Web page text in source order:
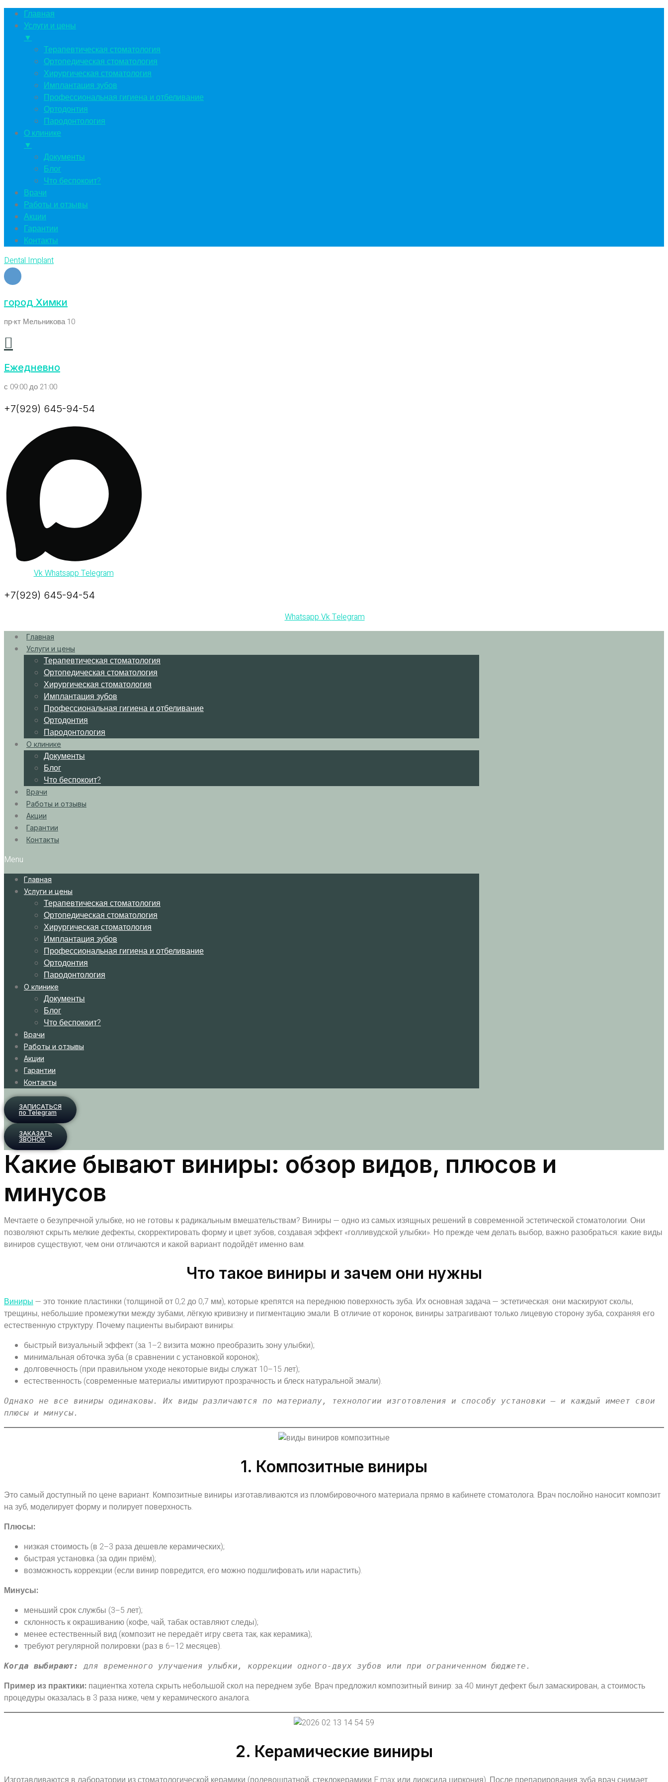
Главная
Услуги и цены
▼
Терапевтическая стоматология
Ортопедическая стоматология
Хирургическая стоматология
Имплантация зубов
Профессиональная гигиена и отбеливание
Ортодонтия
Пародонтология
О клинике
▼
Документы
Блог
Что беспокоит?
Врачи
Работы и отзывы
Акции
Гарантии
Контакты
Dental Implant
город Химки
пр-кт Мельникова 10
Ежедневно
с 09:00 до 21:00
+7(929) 645-94-54
VkWhatsappTelegram
+7(929) 645-94-54
WhatsappVkTelegram
Главная
Услуги и цены
Терапевтическая стоматология
Ортопедическая стоматология
Хирургическая стоматология
Имплантация зубов
Профессиональная гигиена и отбеливание
Ортодонтия
Пародонтология
О клинике
Документы
Блог
Что беспокоит?
Врачи
Работы и отзывы
Акции
Гарантии
Контакты
Menu
Главная
Услуги и цены
Терапевтическая стоматология
Ортопедическая стоматология
Хирургическая стоматология
Имплантация зубов
Профессиональная гигиена и отбеливание
Ортодонтия
Пародонтология
О клинике
Документы
Блог
Что беспокоит?
Врачи
Работы и отзывы
Акции
Гарантии
Контакты
ЗАПИСАТЬСЯ
по Telegram
ЗАКАЗАТЬ
ЗВОНОК
Какие бывают виниры: обзор видов, плюсов и
минусов
Мечтаете о безупречной улыбке, но не готовы к радикальным вмешательствам? Виниры — одно из самых изящных решений в современной эстетической стоматологии. Они
позволяют скрыть мелкие дефекты, скорректировать форму и цвет зубов, создавая эффект «голливудской улыбки». Но прежде чем делать выбор, важно разобраться: какие виды
виниров существуют, чем они отличаются и какой вариант подойдёт именно вам.
Что такое виниры и зачем они нужны
Виниры— это тонкие пластинки (толщиной от 0,2 до 0,7 мм), которые крепятся на переднюю поверхность зуба. Их основная задача — эстетическая: они маскируют сколы,
трещины, небольшие промежутки между зубами, лёгкую кривизну и пигментацию эмали. В отличие от коронок, виниры затрагивают только лицевую сторону зуба, сохраняя его
естественную структуру. Почему пациенты выбирают виниры:
быстрый визуальный эффект (за 1–2 визита можно преобразить зону улыбки);
минимальная обточка зуба (в сравнении с установкой коронок);
долговечность (при правильном уходе некоторые виды служат 10–15 лет);
естественность (современные материалы имитируют прозрачность и блеск натуральной эмали).
Однако не все виниры одинаковы. Их виды различаются по материалу, технологии изготовления и способу установки — и каждый имеет свои
плюсы и минусы.
1. Композитные виниры
Это самый доступный по цене вариант. Композитные виниры изготавливаются из пломбировочного материала прямо в кабинете стоматолога. Врач послойно наносит композит
на зуб, моделирует форму и полирует поверхность.
Плюсы:
низкая стоимость (в 2–3 раза дешевле керамических);
быстрая установка (за один приём);
возможность коррекции (если винир повредится, его можно подшлифовать или нарастить).
Минусы:
меньший срок службы (3–5 лет);
склонность к окрашиванию (кофе, чай, табак оставляют следы);
менее естественный вид (композит не передаёт игру света так, как керамика);
требуют регулярной полировки (раз в 6–12 месяцев).
Когда выбирают: для временного улучшения улыбки, коррекции одного‑двух зубов или при ограниченном бюджете.
Пример из практики: пациентка хотела скрыть небольшой скол на переднем зубе. Врач предложил композитный винир: за 40 минут дефект был замаскирован, а стоимость
процедуры оказалась в 3 раза ниже, чем у керамического аналога.
2. Керамические виниры